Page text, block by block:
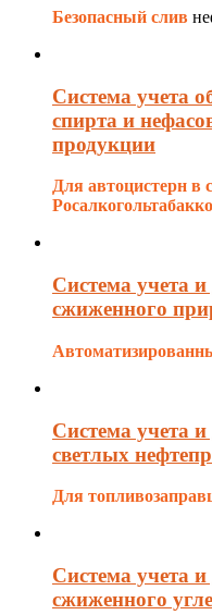
Безопасный слив
Система учета
спирта и
продукции
Для автоцистерн в
Система учета
сжиженного
Система учета
светлых
Для
Система учета
сжиженного